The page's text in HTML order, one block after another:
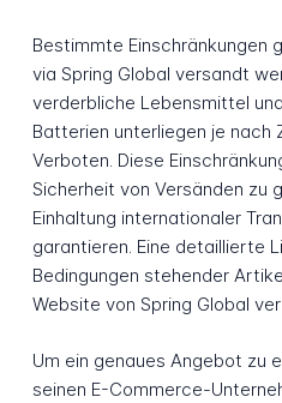
Bestimmte Einschränkungen
via Spring Global versandt
verderbliche Lebensmittel
Batterien unterliegen je nach
Verboten. Diese
Sicherheit von Versänden zu
Einhaltung internationaler
garantieren. Eine detaillierte
Bedingungen stehender
Website von Spring Global
Um ein genaues Angebot zu
seinen E-Commerce-